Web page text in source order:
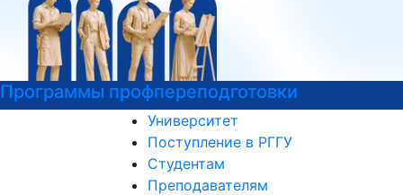
профпереподготовки
Университет
Поступление в РГГУ
Студентам
Преподавателям